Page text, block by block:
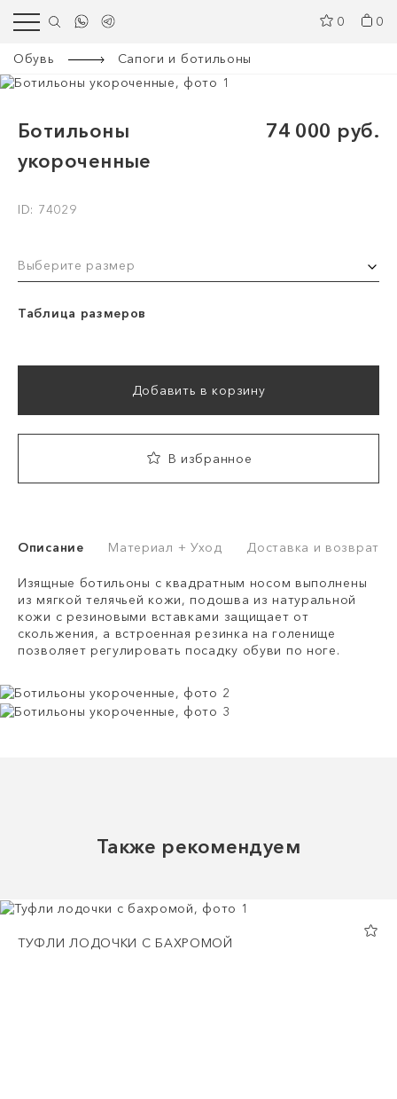
0 0
Обувь Сапоги и ботильоны
Ботильоны
укороченные
74 000 руб.
ID: 74029
Выберите размер
Таблица размеров
Добавить в корзину
В избранное
Описание Материал + Уход Доставка и возврат
Изящные ботильоны с квадратным носом выполнены
из мягкой телячьей кожи, подошва из натуральной
кожи с резиновыми вставками защищает от
скольжения, а встроенная резинка на голенище
позволяет регулировать посадку обуви по ноге.
Также рекомендуем
ТУФЛИ ЛОДОЧКИ С БАХРОМОЙ